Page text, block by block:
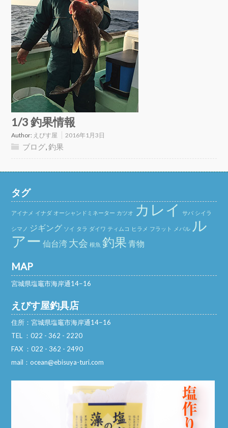
1/3 釣果情報
Author: えびす屋 2016年1月3日
ブログ,釣果
タグ
アイナメ イナダ オーシャンドミネーター カツオ カレイ サバ シイラ
シマノ ジギング ソイ タラ ダイワ ティムコ ヒラメ フラット メバル ル
アー 仙台湾 大会 根魚 釣果 青物
MAP
宮城県塩竈市海岸通14−16
えびす屋釣具店
住所：宮城県塩竈市海岸通14−16
TEL ：022 - 362 - 2220
FAX ：022 - 362 - 2490
mail：ocean@ebisuya-turi.com